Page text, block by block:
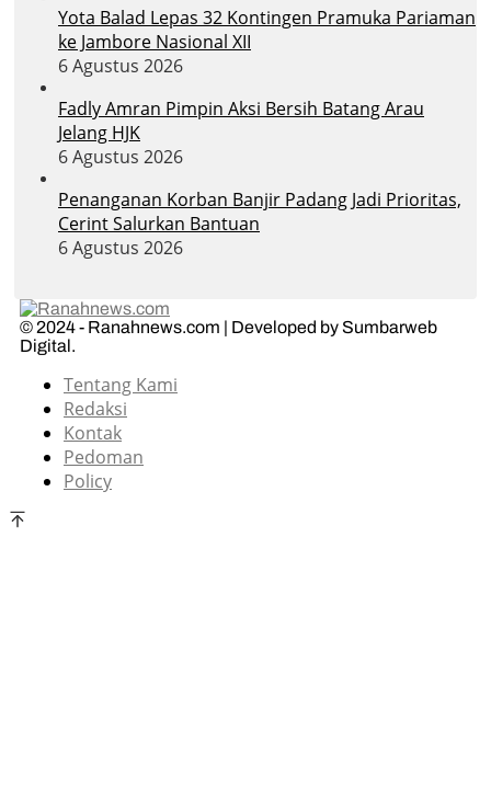
Yota Balad Lepas 32 Kontingen Pramuka Pariaman
ke Jambore Nasional XII
6 Agustus 2026
Fadly Amran Pimpin Aksi Bersih Batang Arau
Jelang HJK
6 Agustus 2026
Penanganan Korban Banjir Padang Jadi Prioritas,
Cerint Salurkan Bantuan
6 Agustus 2026
© 2024 - Ranahnews.com | Developed by Sumbarweb
Digital.
Tentang Kami
Redaksi
Kontak
Pedoman
Policy